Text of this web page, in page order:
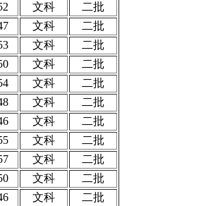
文科
二批
文科
二批
文科
二批
文科
二批
文科
二批
文科
二批
文科
二批
文科
二批
文科
二批
文科
二批
文科 二批